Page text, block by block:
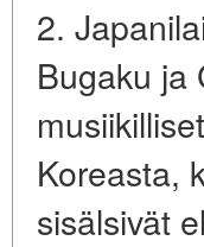
2.
Bugaku ja
Koreasta,
sisälsivät